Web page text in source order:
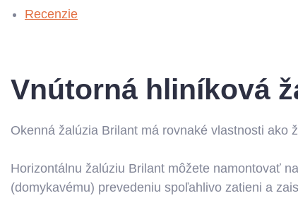
Recenzie
Vnútorná hliníková
Okenná žalúzia Brilant má rovnaké vlastnosti ako
Horizontálnu žalúziu Brilant môžete namontovať
(domykavému) prevedeniu spoľahlivo zatieni a